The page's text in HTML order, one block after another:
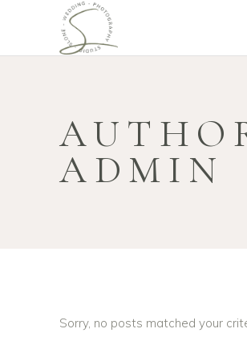
ADMIN
Sorry, no posts matched your